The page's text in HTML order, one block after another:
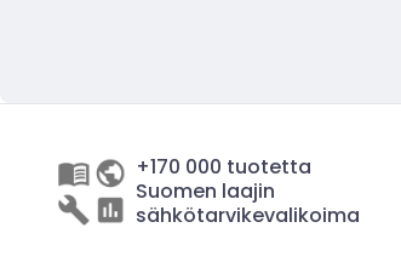
+170 000 tuotetta
Suomen laajin
sähkötarvikevalikoima